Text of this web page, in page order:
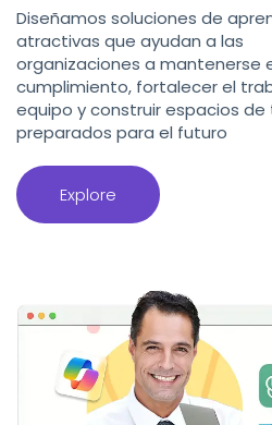
Diseñamos soluciones de
atractivas que ayudan a las
organizaciones a mantenerse
cumplimiento, fortalecer el
equipo y construir espacios de
preparados para el futuro
Explore